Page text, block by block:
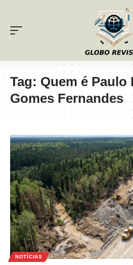
Tag: Quem é Paulo
Gomes Fernandes
NOTÍCIAS